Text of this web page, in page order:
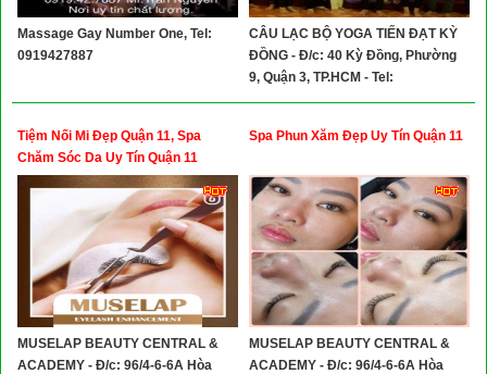
Massage Gay Number One, Tel:
0919427887
CÂU LẠC BỘ YOGA TIẾN ĐẠT KỲ
ĐỒNG - Đ/c: 40 Kỳ Đồng, Phường
9, Quận 3, TP.HCM - Tel:
0939232526
Tiệm Nối Mi Đẹp Quận 11, Spa
Chăm Sóc Da Uy Tín Quận 11
MUSELAP BEAUTY CENTRAL &
ACADEMY - Đ/c: 96/4-6-6A Hòa
Spa Phun Xăm Đẹp Uy Tín Quận 11
MUSELAP BEAUTY CENTRAL &
ACADEMY - Đ/c: 96/4-6-6A Hòa